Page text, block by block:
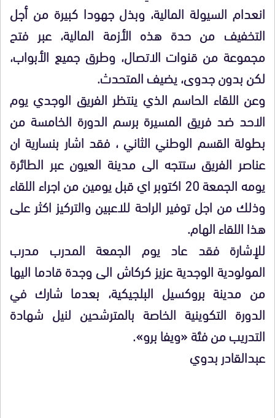
انعدام السيولة المالية، وبذل جهودا كبيرة من أجل
التخفيف من حدة هذه الأزمة المالية، عبر فتح
مجموعة من قنوات الاتصال، وطرق جميع الأبواب،
لكن بدون جدوى، يضيف المتحدث.
وعن اللقاء الحاسم الذي ينتظر الفريق الوجدي يوم
الاحد ضد فريق المسيرة برسم الدورة الخامسة من
بطولة القسم الوطني الثاني ، فقد اشار بنسارية ان
عناصر الفريق ستتجه الى مدينة العيون عبر الطائرة
يومه الجمعة 20 اكتوبر اي قبل يومين من اجراء اللقاء
وذلك من اجل توفير الراحة للاعبين والتركيز اكثر على
هذا اللقاء الهام.
للإشارة فقد عاد يوم الجمعة المدرب مدرب
المولودية الوجدية عزيز كركاش الى وجدة قادما اليها
من مدينة بروكسيل البلجيكية، بعدما شارك في
الدورة التكوينية الخاصة بالمترشحين لنيل شهادة
التدريب من فئة «ويفا برو».
عبدالقادر بدوي